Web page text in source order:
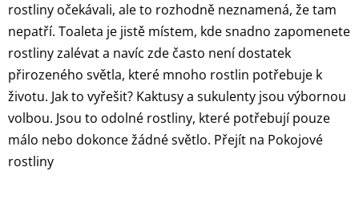
rostliny očekávali, ale to rozhodně neznamená, že tam
nepatří. Toaleta je jistě místem, kde snadno zapomenete
rostliny zalévat a navíc zde často není dostatek
přirozeného světla, které mnoho rostlin potřebuje k
životu. Jak to vyřešit? Kaktusy a sukulenty jsou výbornou
volbou. Jsou to odolné rostliny, které potřebují pouze
málo nebo dokonce žádné světlo. Přejít na Pokojové
rostliny